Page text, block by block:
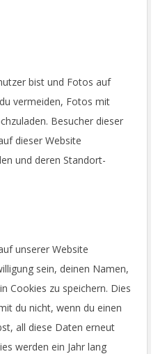
bist und Fotos auf
vermeiden, Fotos mit
Besucher dieser
dieser Website
und deren Standort-
unserer Website
sein, deinen Namen,
Cookies zu speichern. Dies
du nicht, wenn du einen
all diese Daten erneut
werden ein Jahr lang